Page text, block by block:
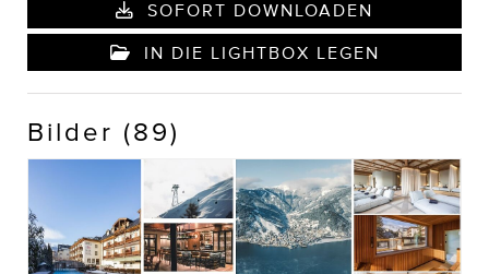
SOFORT DOWNLOADEN
IN DIE LIGHTBOX LEGEN
Bilder (89)